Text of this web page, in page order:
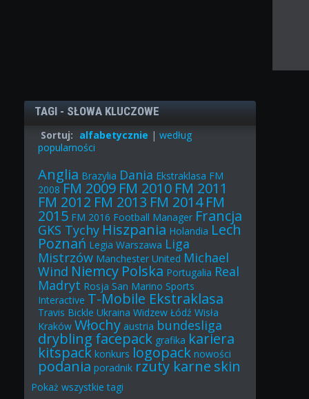
TAGI - SŁOWA KLUCZOWE
Sortuj: alfabetycznie | według
popularności
Anglia Brazylia Dania Ekstraklasa FM
2008 FM 2009 FM 2010 FM 2011
FM 2012 FM 2013 FM 2014 FM
2015 FM 2016 Football Manager Francja
GKS Tychy Hiszpania Holandia Lech
Poznań Legia Warszawa Liga
Mistrzów Manchester United Michael
Wind Niemcy Polska Portugalia Real
Madryt Rosja San Marino Sports
Interactive T-Mobile Ekstraklasa
Travis Bickle Ukraina Widzew Łódź Wisła
Kraków Włochy austria bundesliga
drybling facepack grafika kariera
kitspack konkurs logopack nowości
podania poradnik rzuty karne skin
Pokaż wszystkie tagi